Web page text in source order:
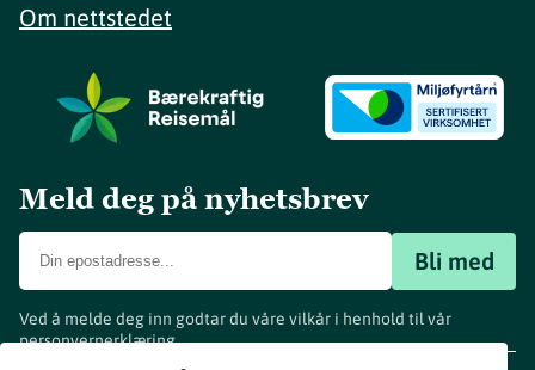
Om nettstedet
Meld deg på nyhetsbrev
Bli med
Ved å melde deg inn godtar du våre vilkår i henhold til vår
personvernerklæring.